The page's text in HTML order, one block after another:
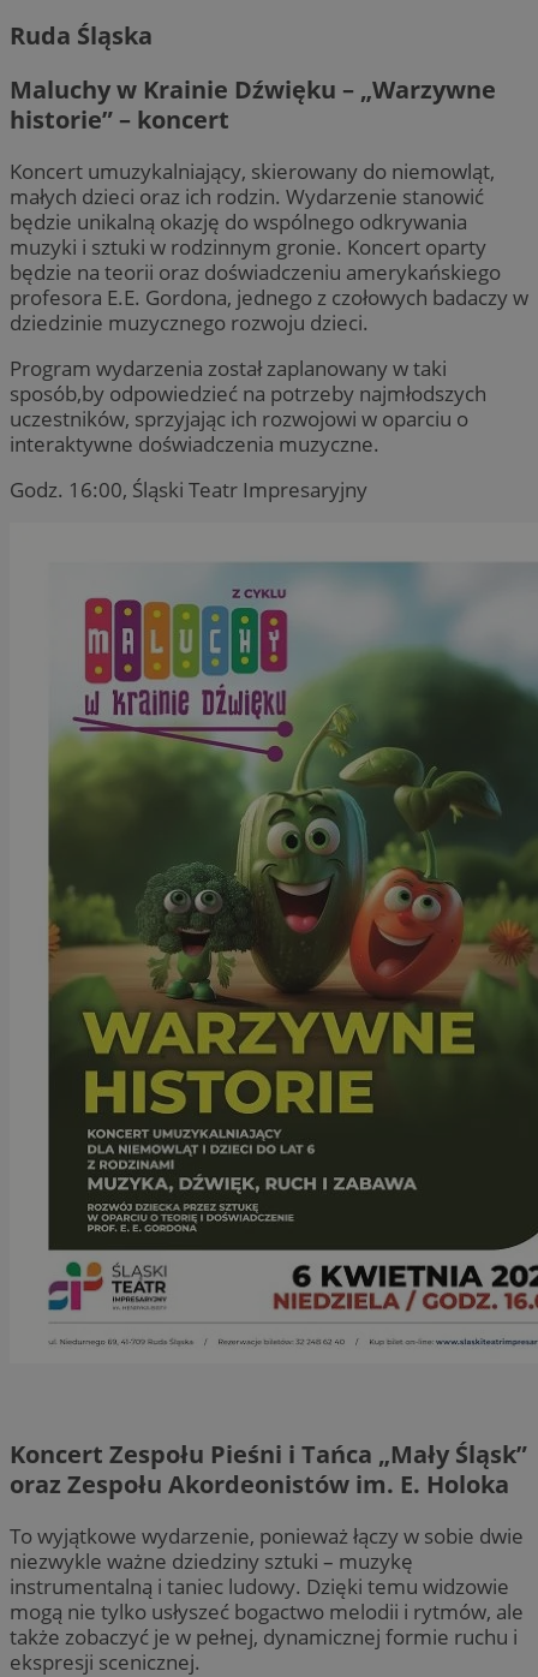
Ruda Śląska
Maluchy w Krainie Dźwięku – „Warzywne
historie” – koncert
Koncert umuzykalniający, skierowany do niemowląt,
małych dzieci oraz ich rodzin. Wydarzenie stanowić
będzie unikalną okazję do wspólnego odkrywania
muzyki i sztuki w rodzinnym gronie. Koncert oparty
będzie na teorii oraz doświadczeniu amerykańskiego
profesora E.E. Gordona, jednego z czołowych badaczy w
dziedzinie muzycznego rozwoju dzieci.
Program wydarzenia został zaplanowany w taki
sposób,by odpowiedzieć na potrzeby najmłodszych
uczestników, sprzyjając ich rozwojowi w oparciu o
interaktywne doświadczenia muzyczne.
Godz. 16:00, Śląski Teatr Impresaryjny
Koncert Zespołu Pieśni i Tańca „Mały Śląsk”
oraz Zespołu Akordeonistów im. E. Holoka
To wyjątkowe wydarzenie, ponieważ łączy w sobie dwie
niezwykle ważne dziedziny sztuki – muzykę
instrumentalną i taniec ludowy. Dzięki temu widzowie
mogą nie tylko usłyszeć bogactwo melodii i rytmów, ale
także zobaczyć je w pełnej, dynamicznej formie ruchu i
ekspresji scenicznej.